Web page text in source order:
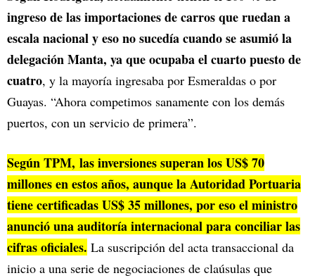
ingreso de las importaciones de carros que ruedan a
escala nacional y eso no sucedía cuando se asumió la
delegación Manta, ya que ocupaba el cuarto puesto de
cuatro, y la mayoría ingresaba por Esmeraldas o por
Guayas. “Ahora competimos sanamente con los demás
puertos, con un servicio de primera”.
Según TPM, las inversiones superan los US$ 70
millones en estos años, aunque la Autoridad Portuaria
tiene certificadas US$ 35 millones, por eso el ministro
anunció una auditoría internacional para conciliar las
cifras oficiales. La suscripción del acta transaccional da
inicio a una serie de negociaciones de claúsulas que